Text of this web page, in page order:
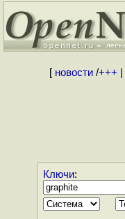
[ новости/+++
Ключи: